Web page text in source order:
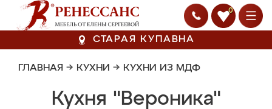
0
СТАРАЯ КУПАВНА
ГЛАВНАЯ → КУХНИ → КУХНИ ИЗ МДФ
Кухня "Вероника"